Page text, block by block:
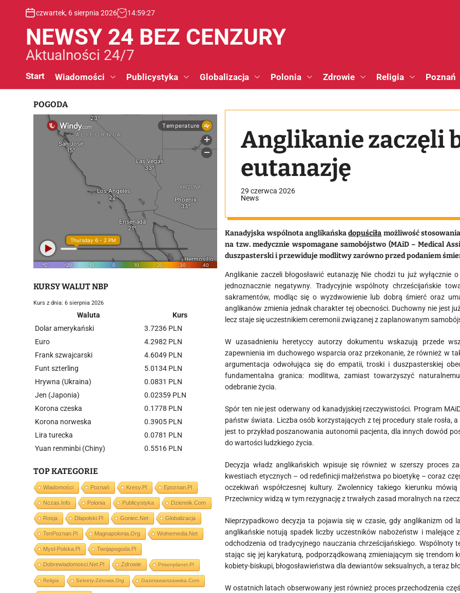
czwartek, 6 sierpnia 2026 14:59:28
NEWSY 24 BEZ CENZURY
Aktualności 24/7
Start Wiadomości Publicystyka Globalizacja Polonia Zdrowie Religia Poznań
Anglikanie zaczęli
eutanazję
29 czerwca 2026
News
Kanadyjska wspólnota anglikańskadopuściła możliwość
na tzw. medycznie wspomagane samobójstwo (MAiD – Medical
duszpasterski i przewiduje modlitwy zarówno przed podaniem
Anglikanie zaczeli błogosławić eutanazję Nie chodzi tu już
jednoznacznie negatywny. Tradycyjnie wspólnoty chrześcijańskie
sakramentów, modląc się o wyzdwowienie lub dobrą śmierć oraz
anglikanów zmienia jednak charakter tej obecności. Duchowny nie jest
lecz staje się uczestnikiem ceremonii związanej z zaplanowanym
W uzasadnieniu heretyccy autorzy dokumentu wskazują przede
zapewnienia im duchowego wsparcia oraz przekonanie, że również w
argumentacja odwołująca się do empatii, troski i duszpasterskiej
fundamentalna granica: modlitwa, zamiast towarzyszyć
odebranie życia.
Spór ten nie jest oderwany od kanadyjskiej rzeczywistości. Program
państw świata. Liczba osób korzystających z tej procedury stale rosła,
jest to przykład poszanowania autonomii pacjenta, dla innych dowód
do wartości ludzkiego życia.
Decyzja władz anglikańskich wpisuje się również w szerszy proces
kwestiach etycznych – od redefinicji małżeństwa po bioetykę – coraz
oczekiwań współczesnej kultury. Zwolennicy takiego kierunku
Przeciwnicy widzą w tym rezygnację z trwałych zasad moralnych na
Nieprzypadkowo decyzja ta pojawia się w czasie, gdy anglikanizm od
anglikańskie notują spadek liczby uczestników nabożeństw i malejące
odchodzenia od tradycyjnego nauczania chrześcijańskiego. Wspólnoty
stając się jej karykaturą, podporządkowaną zmieniającym się
kobiety-biskupi, błogosławieństwa dla dewiantów seksualnych, a teraz
W ostatnich latach obserwowany jest również proces przechodzenia
POGODA
KURSY WALUT NBP
Kurs z dnia: 6 sierpnia 2026
Waluta
Kurs
Dolar amerykański
3.7236 PLN
Euro
4.2982 PLN
Frank szwajcarski
4.6049 PLN
Funt szterling
5.0134 PLN
Hrywna (Ukraina)
0.0831 PLN
Jen (Japonia)
0.02359 PLN
Korona czeska
0.1778 PLN
Korona norweska
0.3905 PLN
Lira turecka
0.0781 PLN
Yuan renminbi (Chiny)
0.5516 PLN
TOP KATEGORIE
Wiadomości Poznań Kresy.pl Epoznan.pl
Nczas.info Polonia Publicystyka Dziennik.com
Rosja Dlapolski.pl Goniec.net Globalizacja
TenPoznan.pl Magnapolonia.org Wolnemedia.net
Mysl-Polska.pl Twojapogoda.pl
Dobrewiadomosci.net.pl Zdrowie Prisonplanet.pl
Religia Sekrety-Zdrowia.org Gazetawarszawska.com